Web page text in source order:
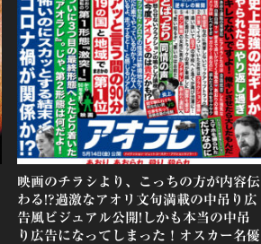
映画のチラシより、こっちの方が内容伝
わる!?過激なアオリ文句満載の中吊り広
告風ビジュアル公開!しかも本当の中吊
り広告になってしまった！オスカー名優